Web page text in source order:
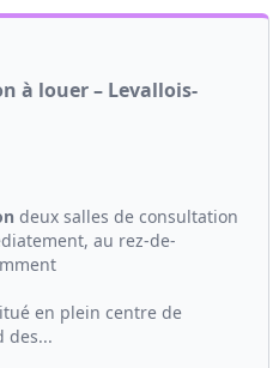
à louer – Levallois-
deux salles de consultation
au rez-de-
en plein centre de
des...